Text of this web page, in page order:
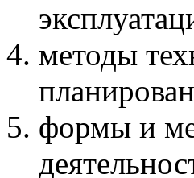
методы
формы и